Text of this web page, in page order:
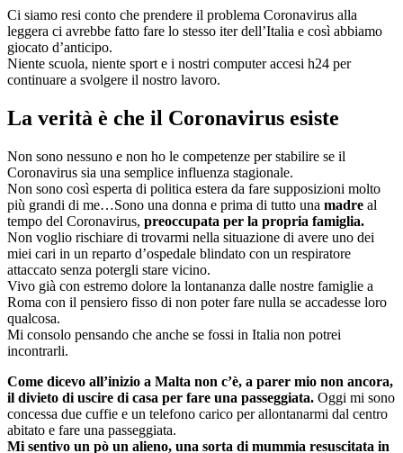
Ci siamo resi conto che prendere il problema Coronavirus alla
leggera ci avrebbe fatto fare lo stesso iter dell’Italia e così abbiamo
giocato d’anticipo.
Niente scuola, niente sport e i nostri computer accesi h24 per
continuare a svolgere il nostro lavoro.
La verità è che il Coronavirus esiste
Non sono nessuno e non ho le competenze per stabilire se il
Coronavirus sia una semplice influenza stagionale.
Non sono così esperta di politica estera da fare supposizioni molto
più grandi di me…Sono una donna e prima di tutto una madre al
tempo del Coronavirus, preoccupata per la propria famiglia.
Non voglio rischiare di trovarmi nella situazione di avere uno dei
miei cari in un reparto d’ospedale blindato con un respiratore
attaccato senza potergli stare vicino.
Vivo già con estremo dolore la lontananza dalle nostre famiglie a
Roma con il pensiero fisso di non poter fare nulla se accadesse loro
qualcosa.
Mi consolo pensando che anche se fossi in Italia non potrei
incontrarli.
Come dicevo all’inizio a Malta non c’è, a parer mio non ancora,
il divieto di uscire di casa per fare una passeggiata. Oggi mi sono
concessa due cuffie e un telefono carico per allontanarmi dal centro
abitato e fare una passeggiata.
Mi sentivo un pò un alieno, una sorta di mummia resuscitata in